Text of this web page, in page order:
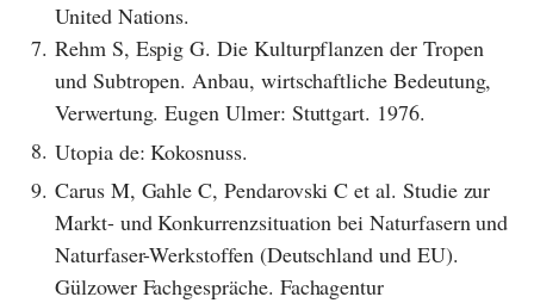
United Nations.
7. Rehm S, Espig G. Die Kulturpflanzen der Tropen
und Subtropen. Anbau, wirtschaftliche Bedeutung,
Verwertung. Eugen Ulmer: Stuttgart. 1976.
8. Utopia de: Kokosnuss.
9. Carus M, Gahle C, Pendarovski C et al. Studie zur
Markt- und Konkurrenzsituation bei Naturfasern und
Naturfaser-Werkstoffen (Deutschland und EU).
Gülzower Fachgespräche. Fachagentur